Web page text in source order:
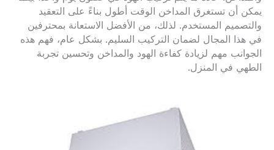
يمكن أن تستغرق المداخن الوقت أطول بناءً على التعقيد
والتصميم المستخدم. لذلك، من الأفضل الاستعانة بمحترفين
في هذا المجال لضمان التركيب السليم. بشكل عام، فهم هذه
الجوانب مهم لزيادة كفاءة الهود والمداخن وتحسين تجربة
الطهي في المنزل.